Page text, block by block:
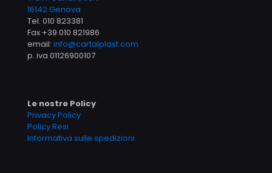
16142 Genova
Tel. 010 823381
Fax +39 010 821986
email: info@cartalplast.com
p. iva 01126900107
Le nostre Policy
Privacy Policy
Policy Resi
Informativa sulle spedizioni